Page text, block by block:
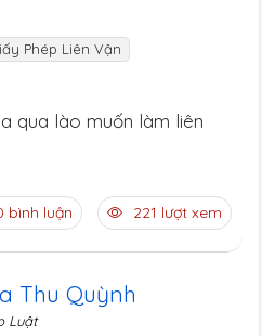
Phép Liên Vận
qua lào muốn làm liên
bình luận 221 lượt xem
Thu Quỳnh
Luật